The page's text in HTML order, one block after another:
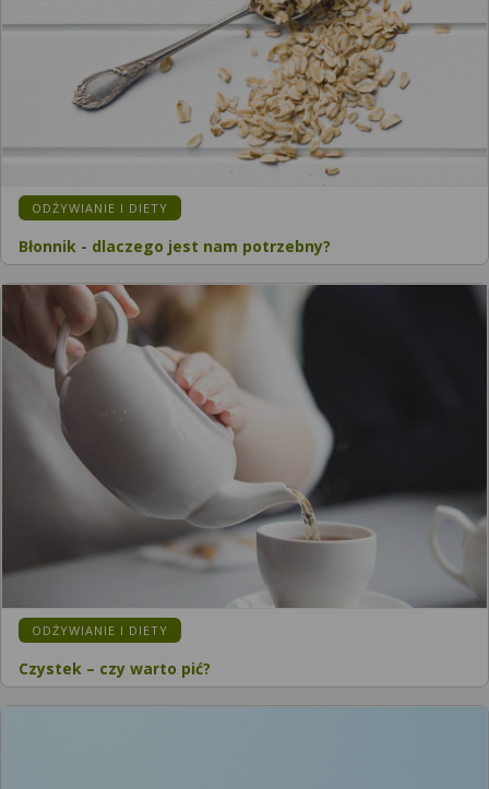
KATEGORIA:
ODŻYWIANIE I DIETY
Błonnik - dlaczego jest nam potrzebny?
KATEGORIA:
ODŻYWIANIE I DIETY
Czystek – czy warto pić?